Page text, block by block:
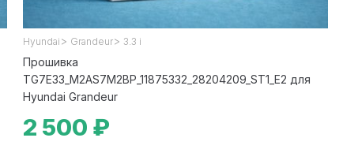
Hyundai > Grandeur> 3.3 i
Прошивка
TG7E33_M2AS7M2BP_11875332_28204209_ST1_E2 для
Hyundai Grandeur
2 500 ₽